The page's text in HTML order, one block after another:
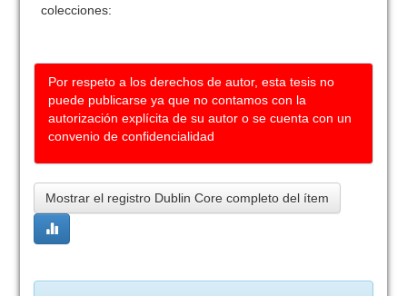
colecciones:
Por respeto a los derechos de autor, esta tesis no
puede publicarse ya que no contamos con la
autorización explícita de su autor o se cuenta con un
convenio de confidencialidad
Mostrar el registro Dublin Core completo del ítem